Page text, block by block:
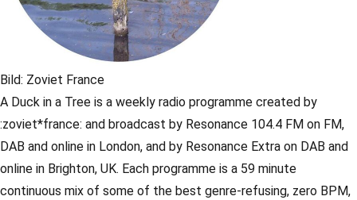
Bild: Zoviet France
A Duck in a Tree is a weekly radio programme created by
:zoviet*france: and broadcast by Resonance 104.4 FM on FM,
DAB and online in London, and by Resonance Extra on DAB and
online in Brighton, UK. Each programme is a 59 minute
continuous mix of some of the best genre-refusing, zero BPM,